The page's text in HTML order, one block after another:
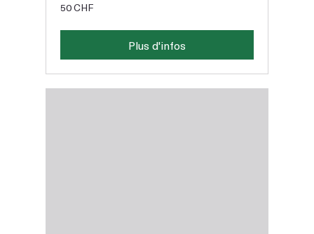
50
francs
50 CHF
Plus d'infos